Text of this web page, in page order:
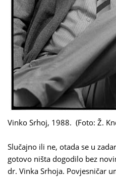
Vinko Srhoj, 1988. (Foto: Ž.
Slučajno ili ne, otada se u
gotovo ništa dogodilo bez
dr. Vinka Srhoja. Povjesničar